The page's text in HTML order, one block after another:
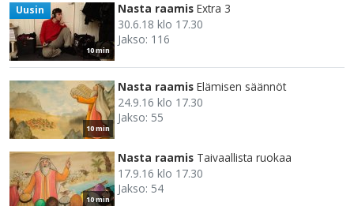
10 min
Uusin Nasta raamis Extra 3
30.6.18 klo 17.30
Jakso: 116
10 min
Nasta raamis Elämisen säännöt
24.9.16 klo 17.30
Jakso: 55
10 min
Nasta raamis Taivaallista ruokaa
17.9.16 klo 17.30
Jakso: 54